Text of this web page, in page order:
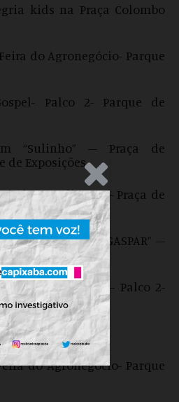
kids na Praça Colombo
do Agronegócio- Parque
Palco 2- Parque de
“Sulinho” – Praça de
de Exposições
Sulivan” – Praça de
Exposições
com “BRUNO & GASPAR” –
de Exposições
Numa Boa” – Palco 2-
do Agronegócio- Parque